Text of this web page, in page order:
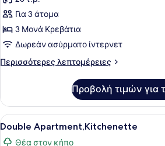
για
Triple
Apartment,
Kitchenette
Για 3 άτομα
3 Μονά Κρεβάτια
Δωρεάν ασύρματο ίντερνετ
Περισσότερες λεπτομέρειες
Περισσότερες
Apartment,
Kitchenette
Προβολή τιμών για
Προβολή
όλων
Ένα
6
Double Apartment,Kitchenette
Θέα στον κήπο